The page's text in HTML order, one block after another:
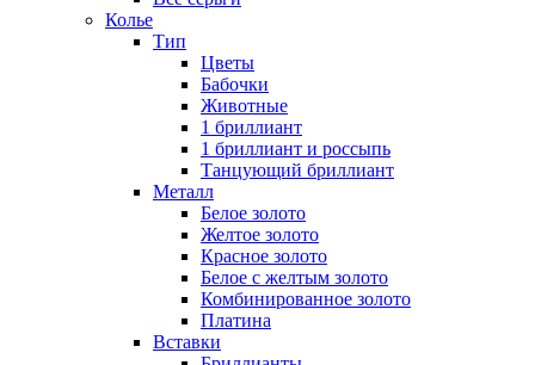
Колье
Тип
Цветы
Бабочки
Животные
1 бриллиант
1 бриллиант и россыпь
Танцующий бриллиант
Металл
Белое золото
Желтое золото
Красное золото
Белое с желтым золото
Комбинированное золото
Платина
Вставки